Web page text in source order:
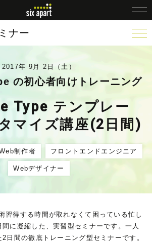
ナー
2017年 9月 2日（土）
の初心者向けトレーニング
Type テンプレー
マイズ講座(2日間)
制作者 フロントエンドエンジニア
Webデザイナー
習得する時間が取れなくて困っている忙し
に凝縮した、実習型セミナーです。一人
日間の徹底トレーニング型セミナーです。